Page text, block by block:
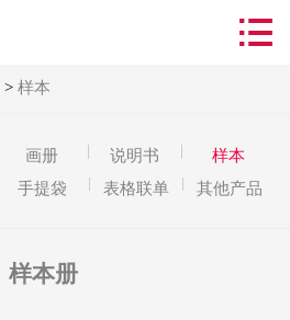
合作客户
新闻资讯

> 样本
画册 说明书
样本
手提袋 表格联单 其他产品
样本册